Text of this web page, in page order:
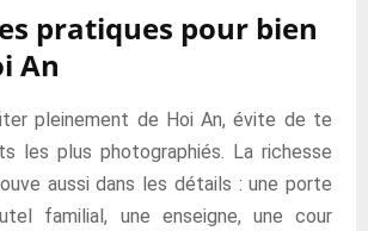
pratiques pour bien
An
pleinement de Hoi An, évite de te
les plus photographiés. La richesse
aussi dans les détails : une porte
familial, une enseigne, une cour